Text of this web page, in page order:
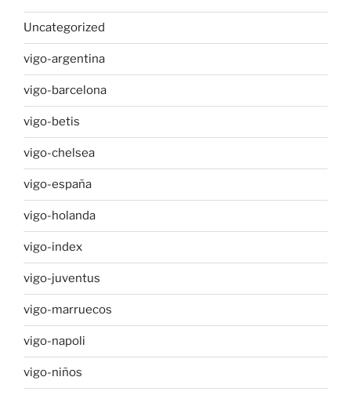
Uncategorized
vigo-argentina
vigo-barcelona
vigo-betis
vigo-chelsea
vigo-españa
vigo-holanda
vigo-index
vigo-juventus
vigo-marruecos
vigo-napoli
vigo-niños